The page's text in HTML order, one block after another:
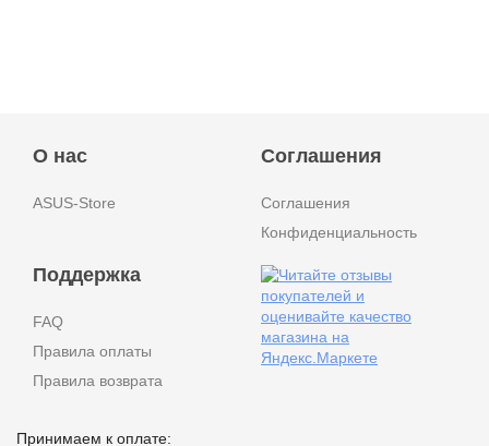
О нас
ASUS-Store
Соглашения
Соглашения
Конфиденциальность
Поддержка
FAQ
Правила оплаты
Правила возврата
Принимаем к оплате: